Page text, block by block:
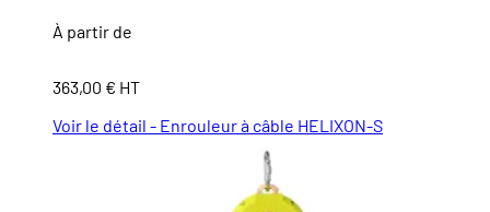
À partir de
363,00 € HT
Voir le détail - Enrouleur à câble HELIXON-S